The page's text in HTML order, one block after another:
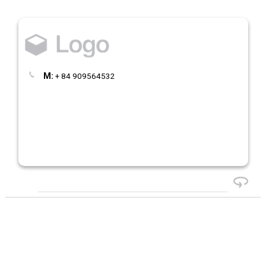
M: + 84 909564532